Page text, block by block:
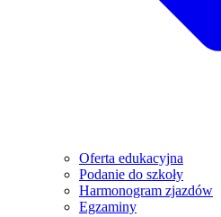
Oferta edukacyjna
Podanie do szkoły
Harmonogram zjazdów
Egzaminy